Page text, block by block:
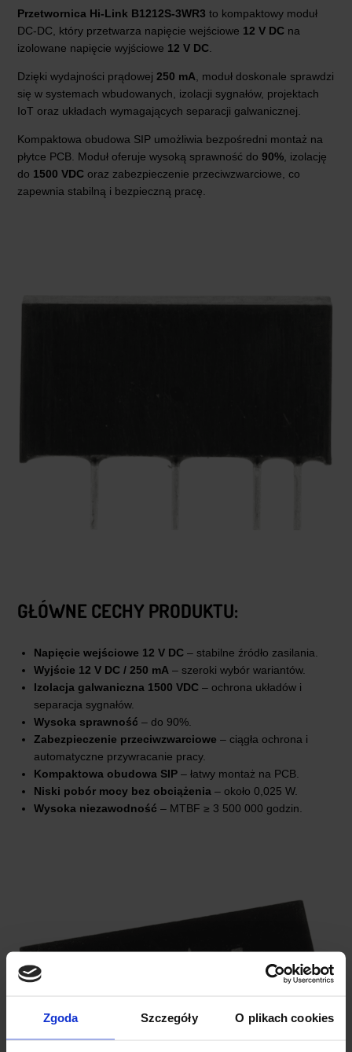
Zgoda Szczegóły O plikach cookies
Przetwornica Hi-Link B1212S-3WR3 to kompaktowy moduł
DC-DC, który przetwarza napięcie wejściowe 12 V DC na
izolowane napięcie wyjściowe 12 V DC.
Dzięki wydajności prądowej 250 mA, moduł doskonale sprawdzi
się w systemach wbudowanych, izolacji sygnałów, projektach
IoT oraz układach wymagających separacji galwanicznej.
Kompaktowa obudowa SIP umożliwia bezpośredni montaż na
płytce PCB. Moduł oferuje wysoką sprawność do 90%, izolację
do 1500 VDC oraz zabezpieczenie przeciwzwarciowe, co
zapewnia stabilną i bezpieczną pracę.
GŁÓWNE CECHY PRODUKTU:
Napięcie wejściowe 12 V DC – stabilne źródło zasilania.
Wyjście 12 V DC / 250 mA – szeroki wybór wariantów.
Izolacja galwaniczna 1500 VDC – ochrona układów i
separacja sygnałów.
Wysoka sprawność – do 90%.
Zabezpieczenie przeciwzwarciowe – ciągła ochrona i
automatyczne przywracanie pracy.
Kompaktowa obudowa SIP – łatwy montaż na PCB.
Niski pobór mocy bez obciążenia – około 0,025 W.
Wysoka niezawodność – MTBF ≥ 3 500 000 godzin.